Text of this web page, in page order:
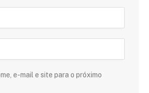
e-mail e site para o próximo